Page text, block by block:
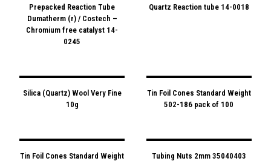
Prepacked Reaction Tube
Dumatherm (r) / Costech –
Chromium free catalyst 14-
0245
Quartz Reaction tube 14-0018
Silica (Quartz) Wool Very Fine
10g
Tin Foil Cones Standard Weight
502-186 pack of 100
Tin Foil Cones Standard Weight
Tubing Nuts 2mm 35040403